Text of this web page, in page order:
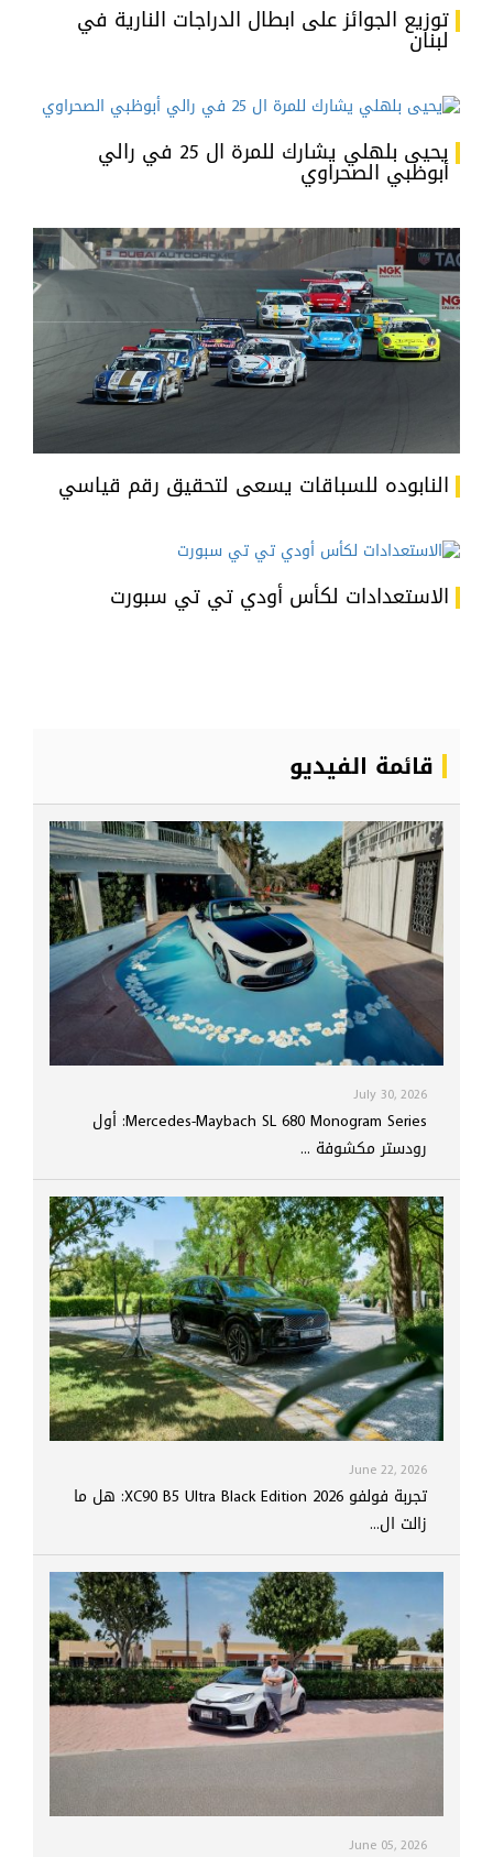
توزيع الجوائز على ابطال الدراجات النارية في
لبنان
يحيى بلهلي يشارك للمرة ال 25 في رالي
أبوظبي الصحراوي
النابوده للسباقات يسعى لتحقيق رقم قياسي
الاستعدادات لكأس أودي تي تي سبورت
قائمة الفيديو
July 30, 2026
Mercedes-Maybach SL 680 Monogram Series: أول
رودستر مكشوفة ...
June 22, 2026
تجربة فولفو XC90 B5 Ultra Black Edition 2026: هل ما
زالت ال...
June 05, 2026